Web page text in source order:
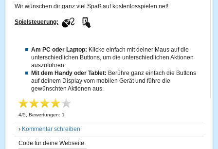
Wir wünschen dir ganz viel Spaß auf kostenlosspielen.net!
Spielsteuerung:
Am PC oder Laptop: Klicke einfach mit deiner Maus auf die
unterschiedlichen Buttons, um die unterschiedlichen Aktionen
auszuführen.
Mit dem Handy oder Tablet: Berühre ganz einfach die Buttons
auf deinem Display vom mobilen Gerät und führe die
gewünschten Aktionen aus.
4/5 , Bewertungen: 1
› Kommentar schreiben
Code für deine Webseite: